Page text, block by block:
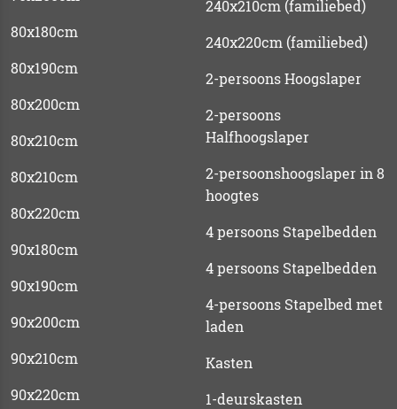
80x180cm
80x190cm
80x200cm
80x210cm
80x210cm
80x220cm
90x180cm
90x190cm
90x200cm
90x210cm
90x220cm
240x210cm (familiebed)
240x220cm (familiebed)
2-persoons Hoogslaper
2-persoons
Halfhoogslaper
2-persoonshoogslaper in 8
hoogtes
4 persoons Stapelbedden
4 persoons Stapelbedden
4-persoons Stapelbed met
laden
Kasten
1-deurskasten